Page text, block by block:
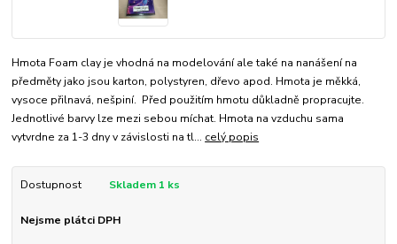
Hmota Foam clay je vhodná na modelování ale také na nanášení na
předměty jako jsou karton, polystyren, dřevo apod. Hmota je měkká,
vysoce přilnavá, nešpiní. Před použitím hmotu důkladně propracujte.
Jednotlivé barvy lze mezi sebou míchat. Hmota na vzduchu sama
vytvrdne za 1-3 dny v závislosti na tl... celý popis
Dostupnost Skladem 1 ks
Nejsme plátci DPH